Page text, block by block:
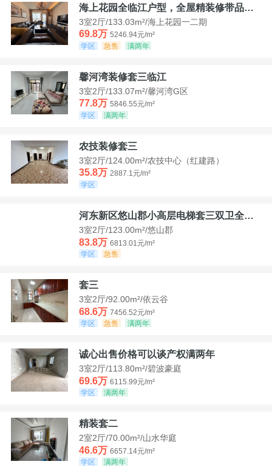
海上花园全临江户型，全屋精装修带品牌家具家电，诚意出售！
3室2厅/133.03m²/海上花园一二期
69.8万 5246.94元/m²
学区
急售 满两年
馨河湾装修套三临江
3室2厅/133.07m²/馨河湾G区
77.8万 5846.55元/m²
学区
满两年
农技装修套三
3室2厅/124.00m²/农技中心（红建路）
35.8万 2887.1元/m²
学区
河东新区悠山郡小高层电梯套三双卫全装带家具家电
3室2厅/123.00m²/悠山郡
83.8万 6813.01元/m²
学区
急售
套三
3室2厅/92.00m²/依云谷
68.6万 7456.52元/m²
学区
急售 满两年
诚心出售价格可以谈产权满两年
3室2厅/113.80m²/碧波豪庭
69.6万 6115.99元/m²
学区
满两年
精装套二
2室2厅/70.00m²/山水华庭
46.6万 6657.14元/m²
学区
满两年